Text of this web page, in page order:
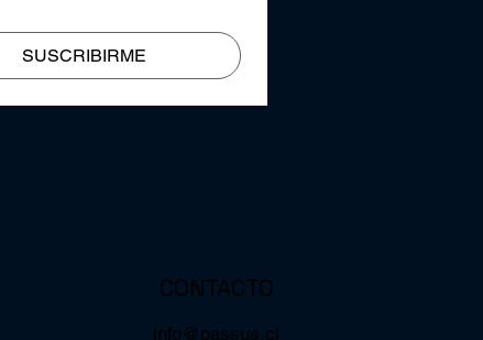
SUSCRIBIRME
CONTACTO
info@passus.cl